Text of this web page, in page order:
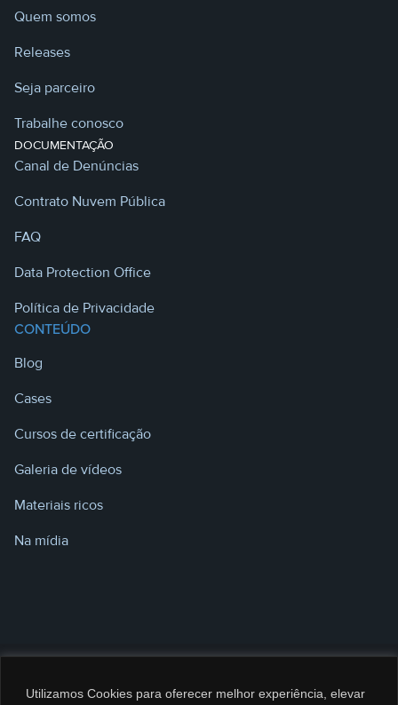
Utilizamos Cookies para oferecer melhor experiência, elevar
Quem somos
Releases
Seja parceiro
Trabalhe conosco
DOCUMENTAÇÃO
Canal de Denúncias
Contrato Nuvem Pública
FAQ
Data Protection Office
Política de Privacidade
CONTEÚDO
Blog
Cases
Cursos de certificação
Galeria de vídeos
Materiais ricos
Na mídia